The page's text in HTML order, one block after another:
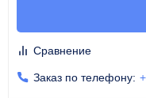
Сравнение
Заказ по телефону: